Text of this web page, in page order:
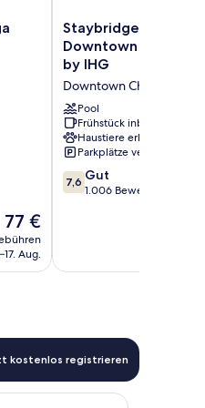
Der
Preis
beträgt
77 €
Aug.
Staybridge
Suites
Chattanooga
Downtown
-
Convention
Center
by
IHG
Downtown
Chattanooga
Staybridge Suites
Downtown -
by IHG
Downtown Chattanooga
Pool
Frühstück inbegriffen
Haustiere erlaubt
Parkplätze verfügbar
7.6
von
7,6 Gut
1.006 Bewertungen
kostenlos registrieren